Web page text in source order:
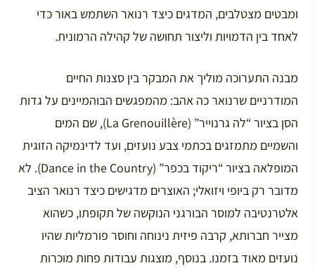
ומבטים מצטלבים, המדגים כיצד רנואר השתמש באור כדי
לאחד בין הדמויות וליצור תחושה של קהילה הרמונית.
מבנה התערוכה מוליך את המבקר בין סצנות החיים
המודרניים שרנואר כה אהב: מהמפגשים הבוהמיינים על גדות
הסן בציור “לה גרנוייר” (La Grenouillère), שם המים
והשמיים מתמזגים בכתמי צבע נועזים, ועד לדינמיקה הזוגית
המופלאה בציור “ריקוד בכפר” (Dance in the Country). לא
מדובר רק ביופי ויזואלי; האוצרים מדגישים כיצד רנואר הציב
אלטרנטיבה למוסר הבורגני הנוקשה של תקופתו, כשהוא
מצייר חברותא, קרבה פיזית נינוחה וחוסר פורמליות שהיו
נועזים מאוד בזמנו. בנוסף, מוצגות עבודות פחות מוכרות